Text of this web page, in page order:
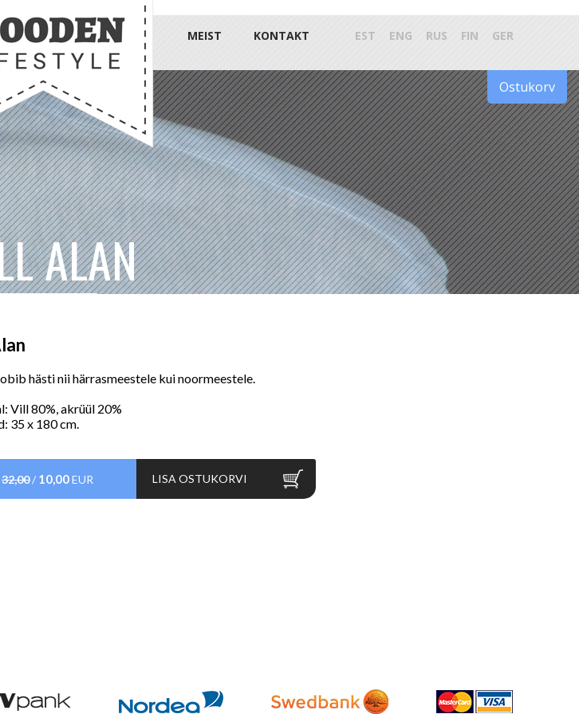
MEIST KONTAKT EST ENG RUS FIN GER
Ostukorv
ALAN
hästi nii härrasmeestele kui noormeestele.
Vill 80%, akrüül 20%
35 x 180 cm.
32,00/ 10,00EUR LISA OSTUKORVI